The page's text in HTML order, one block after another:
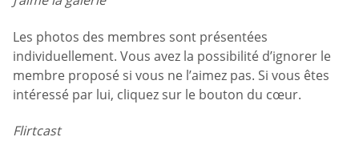
Les photos des membres sont présentées
individuellement. Vous avez la possibilité d’ignorer le
membre proposé si vous ne l’aimez pas. Si vous êtes
intéressé par lui, cliquez sur le bouton du cœur.
Flirtcast